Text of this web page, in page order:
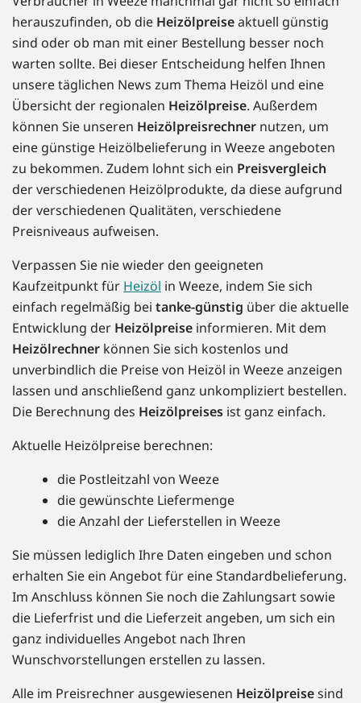
herauszufinden, ob die Heizölpreiseaktuell günstig
sind oder ob man mit einer Bestellung besser noch
warten sollte. Bei dieser Entscheidung helfen Ihnen
unsere täglichen News zum Thema Heizöl und eine
Übersicht der regionalen Heizölpreise. Außerdem
können Sie unseren Heizölpreisrechner nutzen, um
eine günstige Heizölbelieferung in Weeze angeboten
zu bekommen. Zudem lohnt sich ein Preisvergleich
der verschiedenen Heizölprodukte, da diese aufgrund
der verschiedenen Qualitäten, verschiedene
Preisniveaus aufweisen.
Verpassen Sie nie wieder den geeigneten
Kaufzeitpunkt für Heizöl in Weeze, indem Sie sich
einfach regelmäßig bei tanke-günstig über die aktuelle
Entwicklung der Heizölpreise informieren. Mit dem
Heizölrechner können Sie sich kostenlos und
unverbindlich die Preise von Heizöl in Weeze anzeigen
lassen und anschließend ganz unkompliziert bestellen.
Die Berechnung des Heizölpreises ist ganz einfach.
Aktuelle Heizölpreise berechnen:
die Postleitzahl von Weeze
die gewünschte Liefermenge
die Anzahl der Lieferstellen in Weeze
Sie müssen lediglich Ihre Daten eingeben und schon
erhalten Sie ein Angebot für eine Standardbelieferung.
Im Anschluss können Sie noch die Zahlungsart sowie
die Lieferfrist und die Lieferzeit angeben, um sich ein
ganz individuelles Angebot nach Ihren
Wunschvorstellungen erstellen zu lassen.
Alle im Preisrechner ausgewiesenen Heizölpreisesind